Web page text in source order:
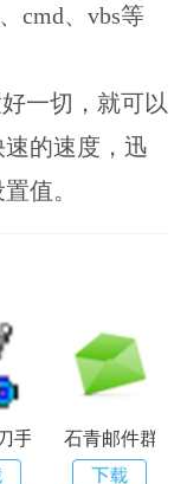
cmd、vbs等
一切，就可以
的速度，迅
值。
手(Netcut) V2.1.4 英
石青邮件群发